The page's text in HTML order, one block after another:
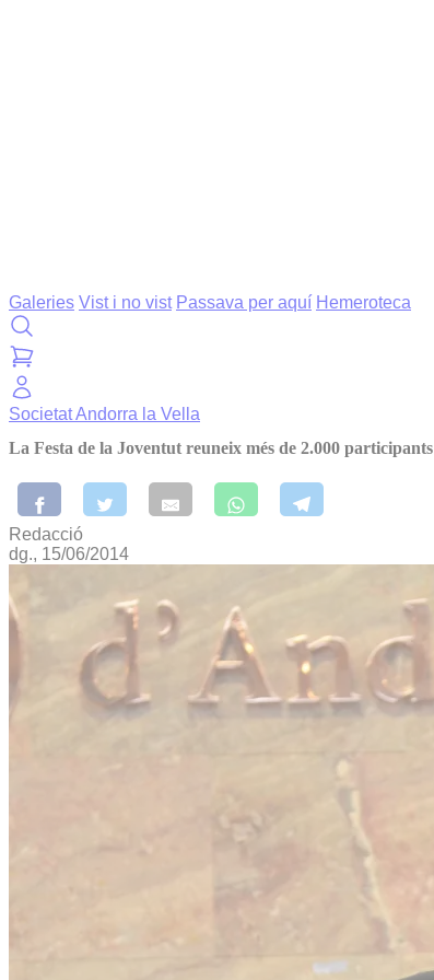
Galeries Vist i no vist Passava per aquí Hemeroteca
SocietatAndorra la Vella
La Festa de la Joventut reuneix més de 2.000 participants
Redacció
dg., 15/06/2014